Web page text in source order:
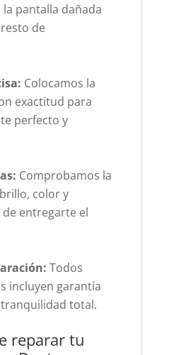
pantalla dañada
de
Colocamos la
exactitud para
perfecto y
Comprobamos la
color y
entregarte el
Todos
incluyen garantía
total.
reparar tu